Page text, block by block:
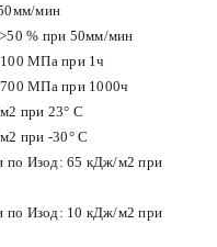
мин
% при 50мм/мин
МПа при 1ч
МПа при 1000ч
при 23° С
при -30° С
по Изод: 65 кДж/м2 при
по Изод: 10 кДж/м2 при